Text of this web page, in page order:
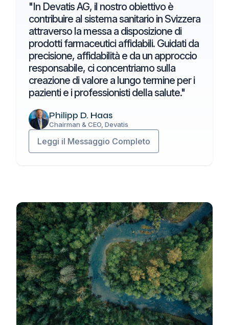
"In Devatis AG, il nostro obiettivo è
contribuire al sistema sanitario in Svizzera
attraverso la messa a disposizione di
prodotti farmaceutici affidabili. Guidati da
precisione, affidabilità e da un approccio
responsabile, ci concentriamo sulla
creazione di valore a lungo termine per i
pazienti e i professionisti della salute."
Philipp D. Haas
Chairman & CEO, Devatis
Leggi il Messaggio Completo